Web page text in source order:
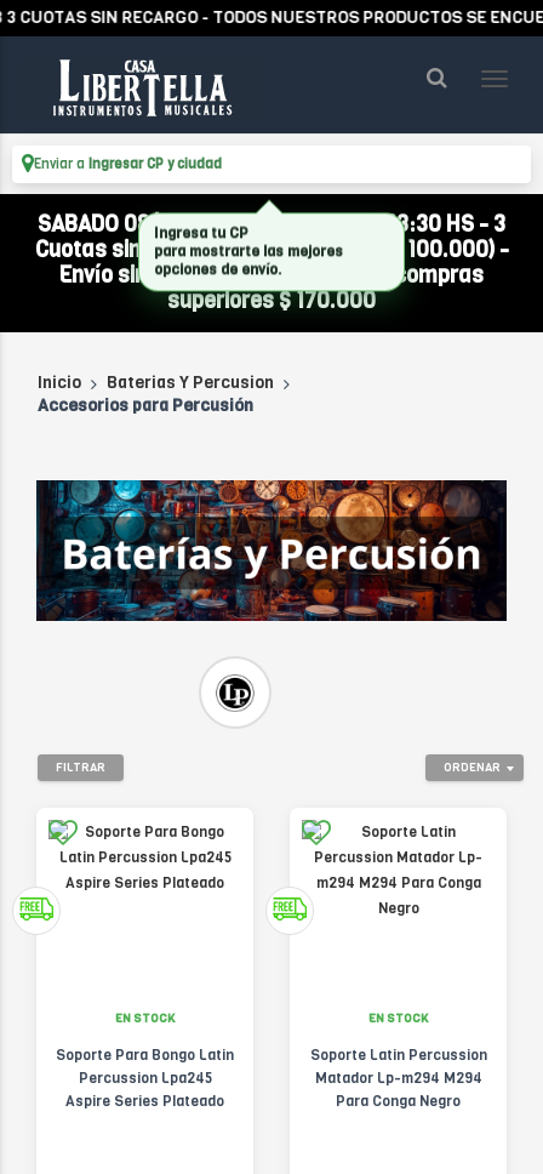
SIN RECARGO - TODOS NUESTROS PRODUCTOS SE
Enviar a Ingresar CP y ciudad
SABADO 08/08 ABIERTO DE 10:00 A 13:30 HS - 3
Cuotas sin interés (compra mínima $ 100.000) -
Envío sin cargo a todo el país por compras
superiores $ 170.000
Inicio
Baterias Y Percusion
Accesorios para Percusión
ORDENAR
FILTRAR
EN STOCK
Soporte Para Bongo Latin
Percussion Lpa245
Aspire Series Plateado
EN STOCK
Soporte Latin Percussion
Matador Lp-m294 M294
Para Conga Negro